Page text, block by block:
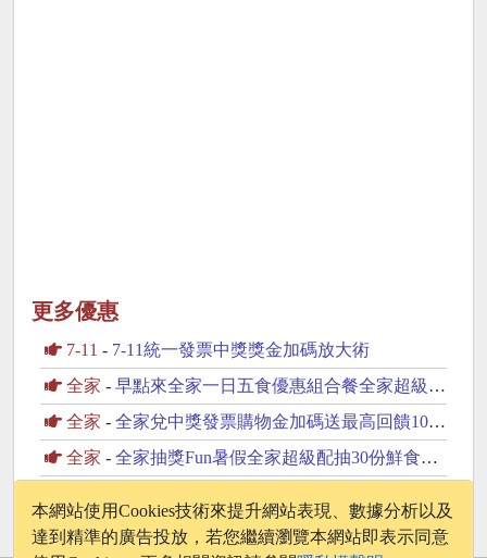
更多優惠
7-11 - 7-11統一發票中獎獎金加碼放大術
全家 - 早點來全家一日五食優惠組合餐全家超級配抽30份鮮食
全家 - 全家兌中獎發票購物金加碼送最高回饋100元購物金
全家 - 全家抽獎Fun暑假全家超級配抽30份鮮食咖啡飲品
本網站使用Cookies技術來提升網站表現、數據分析以及
達到精準的廣告投放，若您繼續瀏覽本網站即表示同意